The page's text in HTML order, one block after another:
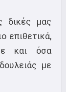
δικές μας
επιθετικά,
και όσα
με